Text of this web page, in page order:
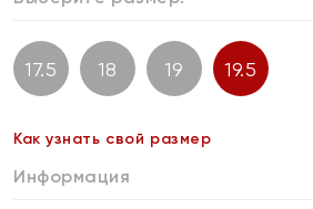
17.5 18 19 19.5
Как узнать свой размер
Информация